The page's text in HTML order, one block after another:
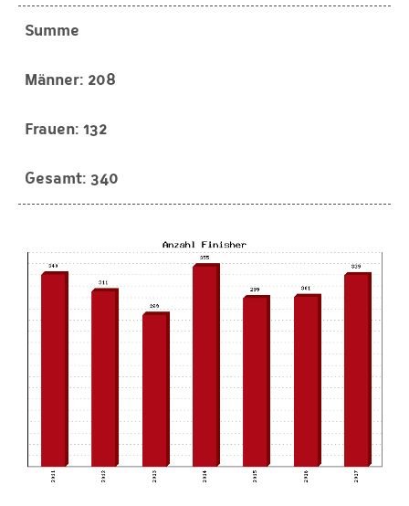
Summe
208
132
340